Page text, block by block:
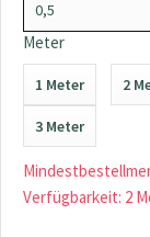
Meter
1 Meter 2
3 Meter
Verfügbarkeit: 2